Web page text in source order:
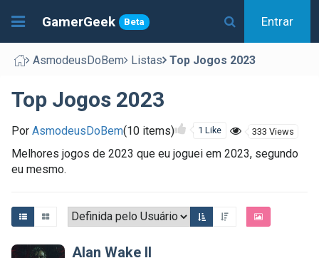
GamerGeek Beta Entrar
AsmodeusDoBem Listas Top Jogos 2023
Top Jogos 2023
Por AsmodeusDoBem(10 items) 1 Like 333 Views
Melhores jogos de 2023 que eu joguei em 2023, segundo
eu mesmo.
Alan Wake II